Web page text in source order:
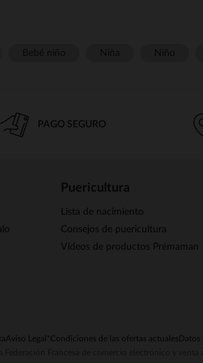
PAGO SEGURO
Puericultura
Lista de nacimiento
Consejos de puericultura
Vídeos de productos Prémaman
Aviso Legal *Condiciones de las ofertas actuales